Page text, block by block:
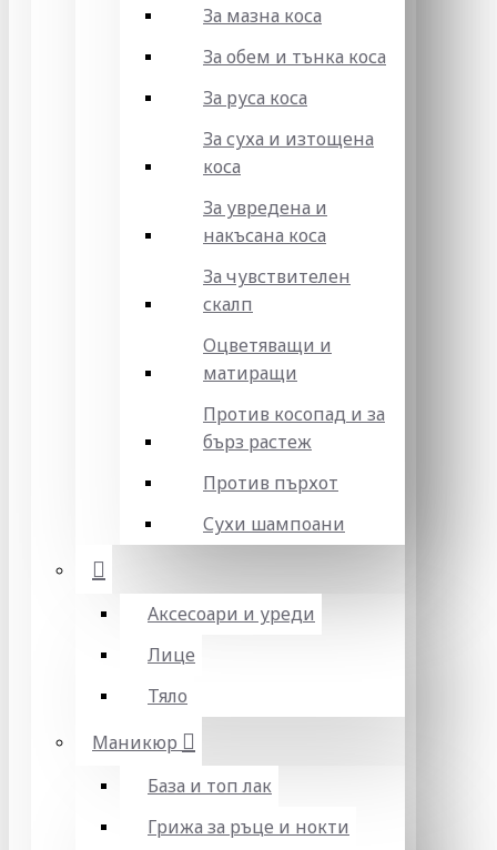
За мазна коса
За обем и тънка коса
За руса коса
За суха и изтощена
коса
За увредена и
накъсана коса
За чувствителен
скалп
Оцветяващи и
матиращи
Против косопад и за
бърз растеж
Против пърхот
Сухи шампоани
Аксесоари и уреди
Лице
Тяло
Маникюр
База и топ лак
Грижа за ръце и нокти